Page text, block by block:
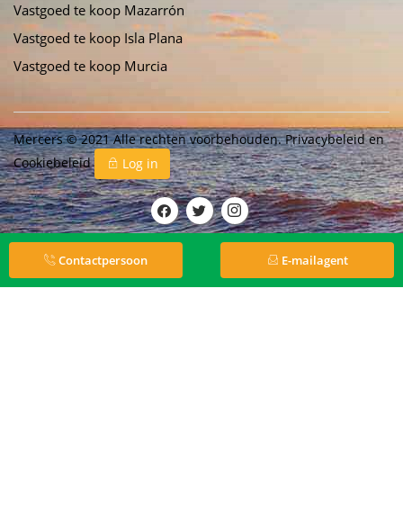
Vastgoed te koop Mazarrón
Vastgoed te koop Isla Plana
Vastgoed te koop Murcia
Mercers © 2021 Alle rechten voorbehouden.Privacybeleiden
Cookiebeleid
Log in
Contactpersoon E-mailagent